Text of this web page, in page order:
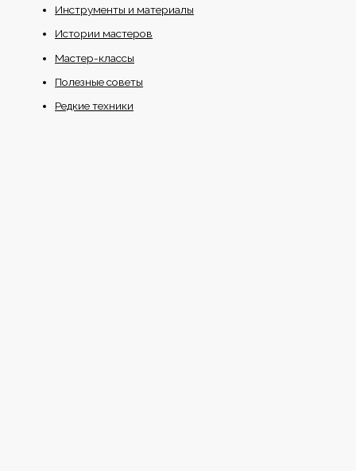
Инструменты и материалы
Истории мастеров
Мастер-классы
Полезные советы
Редкие техники